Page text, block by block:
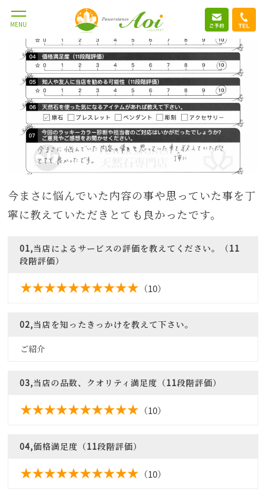
MENU
今まさに悩んでいた内容の事や思っていた事を丁
寧に教えていただきとても良かったです。
01,当店によるサービスの評価を教えてください。（11
段階評価）
（10）
02,当店を知ったきっかけを教えて下さい。
ご紹介
03,当店の品数、クオリティ満足度（11段階評価）
（10）
04,価格満足度（11段階評価）
（10）